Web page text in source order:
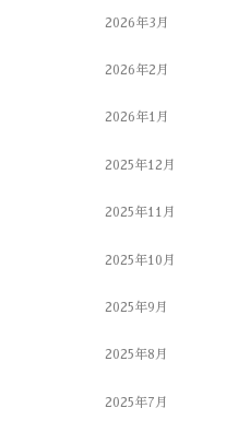
2026年3月
2026年2月
2026年1月
2025年12月
2025年11月
2025年10月
2025年9月
2025年8月
2025年7月